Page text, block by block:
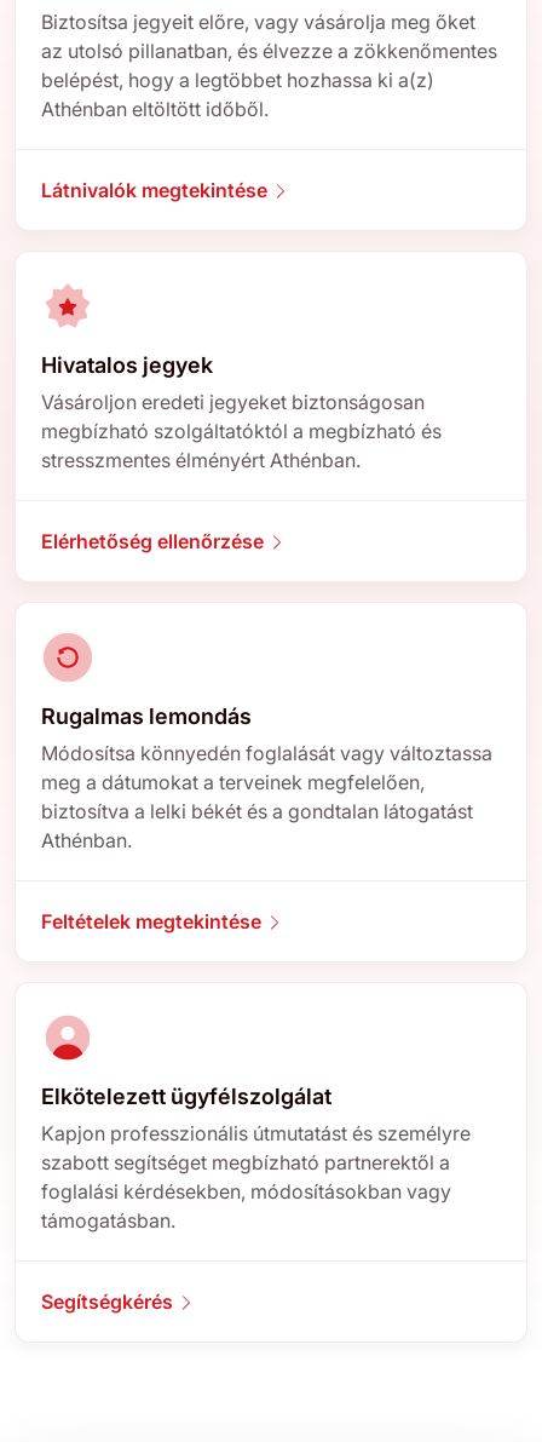
Biztosítsa jegyeit előre, vagy vásárolja meg őket
az utolsó pillanatban, és élvezze a zökkenőmentes
belépést, hogy a legtöbbet hozhassa ki a(z)
Athénban eltöltött időből.
Látnivalók megtekintése
Hivatalos jegyek
Vásároljon eredeti jegyeket biztonságosan
megbízható szolgáltatóktól a megbízható és
stresszmentes élményért Athénban.
Elérhetőség ellenőrzése
Rugalmas lemondás
Módosítsa könnyedén foglalását vagy változtassa
meg a dátumokat a terveinek megfelelően,
biztosítva a lelki békét és a gondtalan látogatást
Athénban.
Feltételek megtekintése
Elkötelezett ügyfélszolgálat
Kapjon professzionális útmutatást és személyre
szabott segítséget megbízható partnerektől a
foglalási kérdésekben, módosításokban vagy
támogatásban.
Segítségkérés